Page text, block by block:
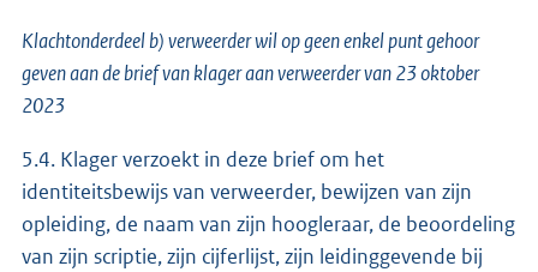
Klachtonderdeel b) verweerder wil op geen enkel punt gehoor
geven aan de brief van klager aan verweerder van 23 oktober
2023
5.4. Klager verzoekt in deze brief om het
identiteitsbewijs van verweerder, bewijzen van zijn
opleiding, de naam van zijn hoogleraar, de beoordeling
van zijn scriptie, zijn cijferlijst, zijn leidinggevende bij